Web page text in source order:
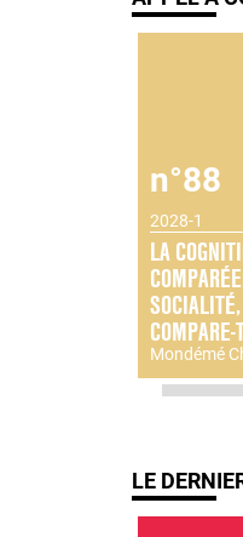
n°88
2028-1
LA
Mondémé
LE